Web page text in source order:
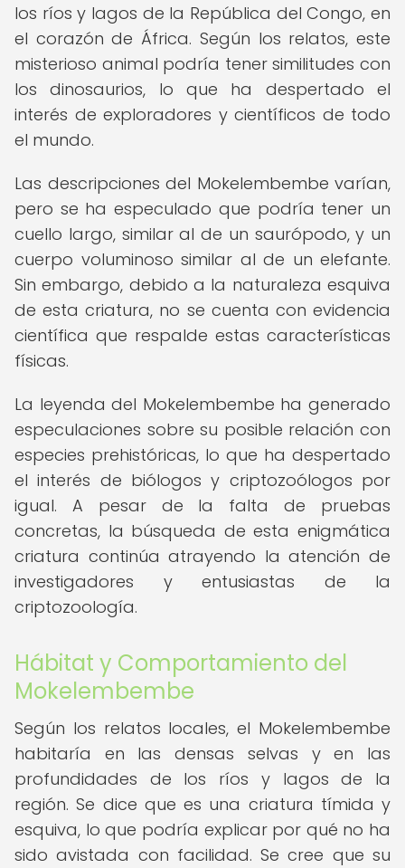
los ríos y lagos de la República del Congo, en
el corazón de África. Según los relatos, este
misterioso animal podría tener similitudes con
los dinosaurios, lo que ha despertado el
interés de exploradores y científicos de todo
el mundo.
Las descripciones del Mokelembembe varían,
pero se ha especulado que podría tener un
cuello largo, similar al de un saurópodo, y un
cuerpo voluminoso similar al de un elefante.
Sin embargo, debido a la naturaleza esquiva
de esta criatura, no se cuenta con evidencia
científica que respalde estas características
físicas.
La leyenda del Mokelembembe ha generado
especulaciones sobre su posible relación con
especies prehistóricas, lo que ha despertado
el interés de biólogos y criptozoólogos por
igual. A pesar de la falta de pruebas
concretas, la búsqueda de esta enigmática
criatura continúa atrayendo la atención de
investigadores y entusiastas de la
criptozoología.
Hábitat y Comportamiento del
Mokelembembe
Según los relatos locales, el Mokelembembe
habitaría en las densas selvas y en las
profundidades de los ríos y lagos de la
región. Se dice que es una criatura tímida y
esquiva, lo que podría explicar por qué no ha
sido avistada con facilidad. Se cree que su